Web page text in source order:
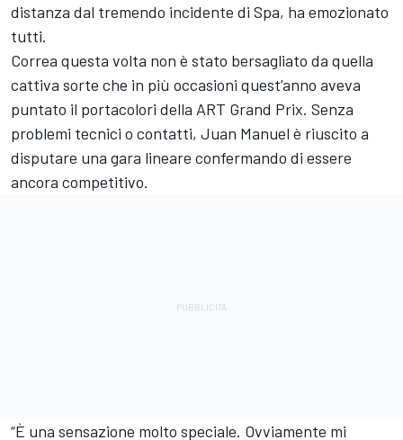
distanza dal tremendo incidente di Spa, ha emozionato
tutti.
Correa questa volta non è stato bersagliato da quella
cattiva sorte che in più occasioni quest’anno aveva
puntato il portacolori della ART Grand Prix. Senza
problemi tecnici o contatti, Juan Manuel è riuscito a
disputare una gara lineare confermando di essere
ancora competitivo.
“È una sensazione molto speciale. Ovviamente mi